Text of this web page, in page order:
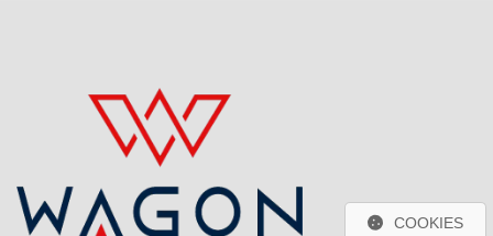
COOKIES